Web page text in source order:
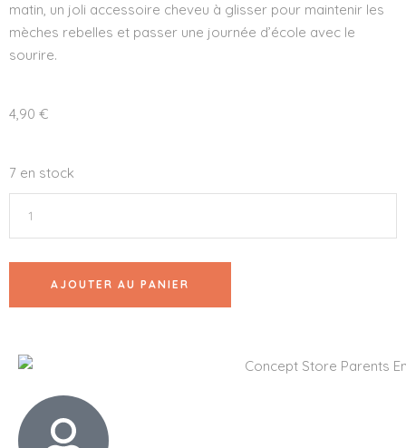
matin, un joli accessoire cheveu à glisser pour maintenir les
mèches rebelles et passer une journée d’école avec le
sourire.
4,90 €
7 en stock
AJOUTER AU PANIER